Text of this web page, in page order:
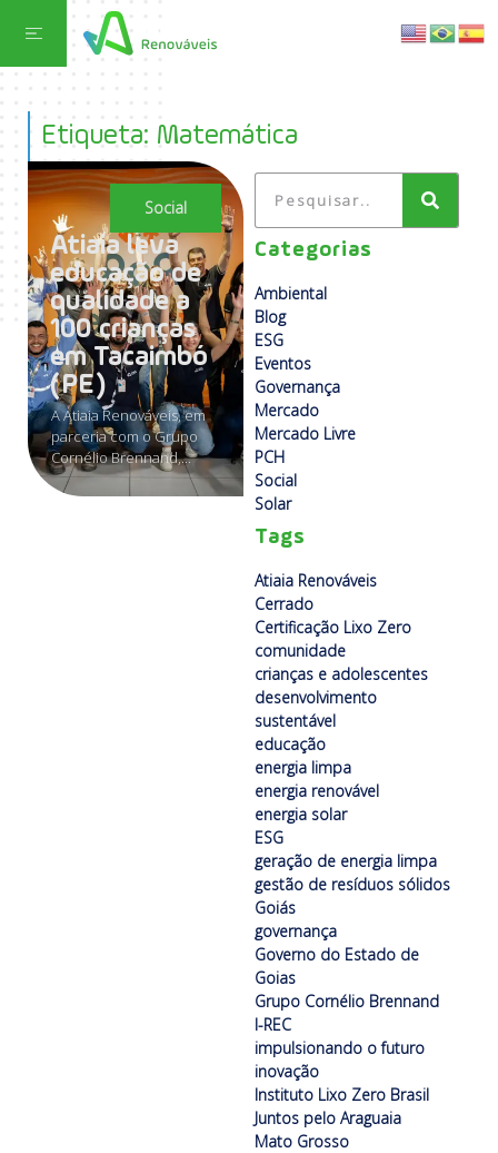
Etiqueta: Matemática
Social
Atiaia leva
educação de
qualidade a
100 crianças
em Tacaimbó
(PE)
A Atiaia Renováveis, em
parceria com o Grupo
Cornélio Brennand,...
Categorias
Ambiental
Blog
ESG
Eventos
Governança
Mercado
Mercado Livre
PCH
Social
Solar
Tags
Atiaia Renováveis
Cerrado
Certificação Lixo Zero
comunidade
crianças e adolescentes
desenvolvimento
sustentável
educação
energia limpa
energia renovável
energia solar
ESG
geração de energia limpa
gestão de resíduos sólidos
Goiás
governança
Governo do Estado de
Goias
Grupo Cornélio Brennand
I-REC
impulsionando o futuro
inovação
Instituto Lixo Zero Brasil
Juntos pelo Araguaia
Mato Grosso